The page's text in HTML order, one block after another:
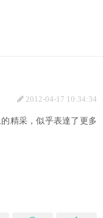
2012-04-17 10:34:34
精采，似乎表達了更多